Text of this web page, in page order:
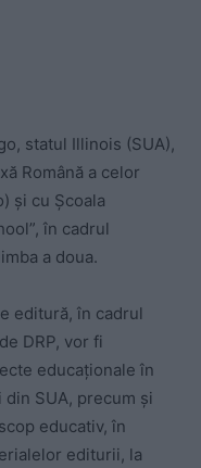
statul Illinois (SUA),
Română a celor
și cu Școala
în cadrul
a doua.
editură, în cadrul
DRP, vor fi
educaționale în
SUA, precum și
educativ, în
editurii, la